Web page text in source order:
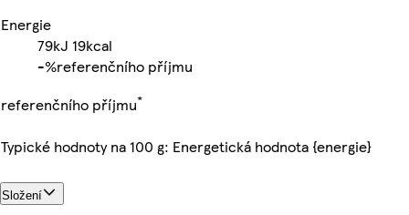
Energie
79kJ 19kcal
-%referenčního příjmu
referenčního příjmu*
Typické hodnoty na 100 g: Energetická hodnota {energie}
Složení